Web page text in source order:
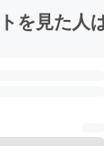
を見た人